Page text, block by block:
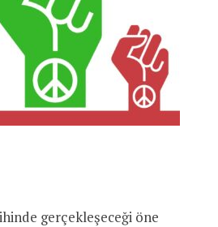
gerçekleşeceği öne